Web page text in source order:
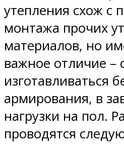
утепления схож с
монтажа прочих
материалов, но
важное отличие –
изготавливаться
армирования, в
нагрузки на пол.
проводятся